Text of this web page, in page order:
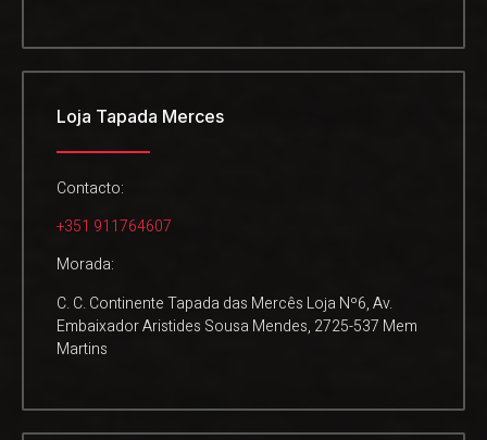
Loja Tapada Merces
Contacto:
+351 911764607
Morada:
C. C. Continente Tapada das Mercês Loja Nº6, Av.
Embaixador Aristides Sousa Mendes, 2725-537 Mem
Martins